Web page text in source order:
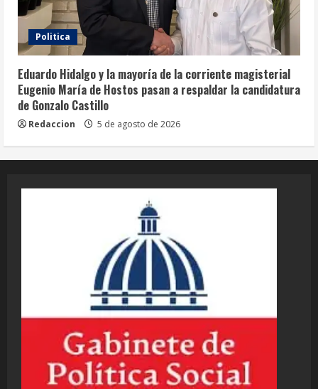
Politica
Eduardo Hidalgo y la mayoría de la corriente magisterial
Eugenio María de Hostos pasan a respaldar la candidatura
de Gonzalo Castillo
Redaccion 5 de agosto de 2026